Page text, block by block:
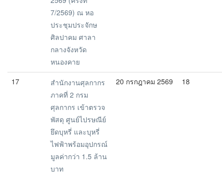
7/2569) ณ หอ
ประชุมประจักษ
ศิลปาคม ศาลา
กลางจังหวัด
หนองคาย
17
สำนักงานศุลกากร
ภาคที่ 2 กรม
ศุลกากร เข้าตรวจ
พัสดุ ศูนย์ไปรษณีย์
ยึดบุหรี่ และบุหรี่
ไฟฟ้าพร้อมอุปกรณ์
มูลค่ากว่า 1.5 ล้าน
บาท
20 กรกฎาคม 2569 18